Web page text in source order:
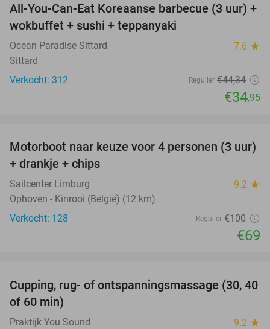
21%
All-You-Can-Eat Koreaanse barbecue (3 uur) +
wokbuffet + sushi + teppanyaki
Ocean Paradise Sittard 7.6 star
Sittard
Verkocht: 312
Regulier €44,34
€34,95
31%
Motorboot naar keuze voor 4 personen (3 uur)
+ drankje + chips
Sailcenter Limburg 9.2 star
Ophoven - Kinrooi (België) (12 km)
Verkocht: 128
Regulier €100
€69
60%
Cupping, rug- of ontspanningsmassage (30, 40
of 60 min)
Praktijk You Sound 9.2 star